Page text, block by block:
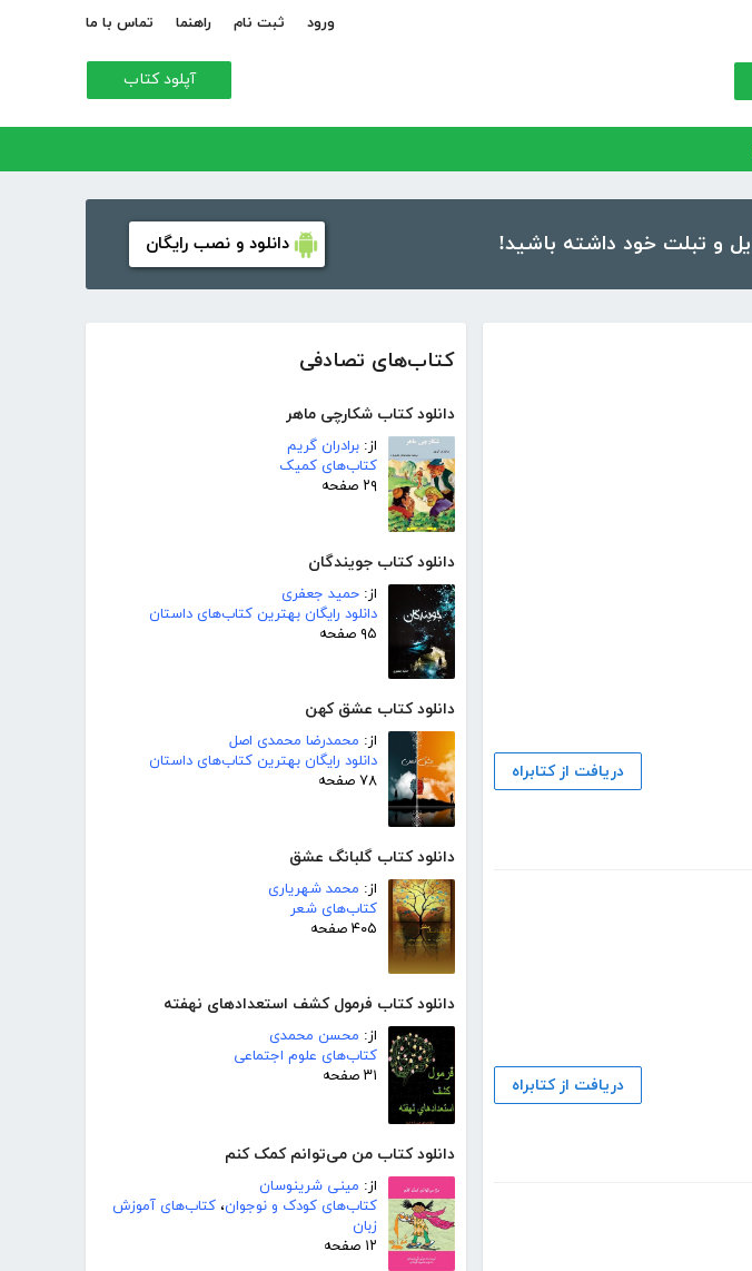
ورود ثبت نام راهنما تماس با ما
آپلود کتاب
دانلود و نصب رایگان
کتاب‌های تصادفی
دانلود کتاب شکارچی ماهر
از: برادران گریم
کتاب‌های کمیک
۲۹ صفحه
دانلود کتاب جویندگان
از: حمید جعفری
دانلود رایگان بهترین کتاب‌های داستان
۹۵ صفحه
دانلود کتاب عشق کهن
از: محمدرضا محمدی اصل
دانلود رایگان بهترین کتاب‌های داستان
۷۸ صفحه
دانلود کتاب گلبانگ عشق
از: محمد شهریاری
کتاب‌های شعر
۴۰۵ صفحه
دانلود کتاب فرمول کشف استعدادهای نهفته
از: محسن محمدی
کتاب‌های علوم اجتماعی
۳۱ صفحه
دانلود کتاب من می‌توانم کمک کنم
از: مینی شرینوسان
کتاب‌های کودک و نوجوان، کتاب‌های آموزش
زبان
۱۲ صفحه
دریافت از کتابراه
دریافت از کتابراه